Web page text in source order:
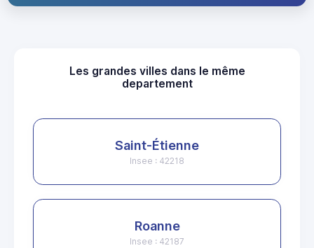
Les grandes villes dans le même
departement
Saint-Étienne
Insee : 42218
Roanne
Insee : 42187